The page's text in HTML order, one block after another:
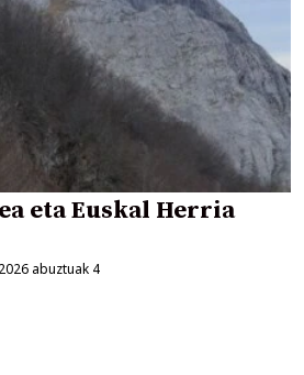
eta Euskal Herria
2026 abuztuak 4